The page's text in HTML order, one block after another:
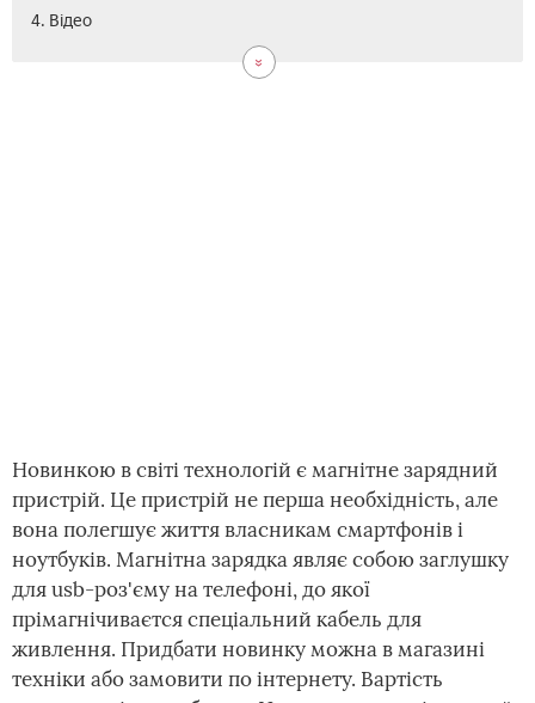
4. Відео
Новинкою в світі технологій є магнітне зарядний
пристрій. Це пристрій не перша необхідність, але
вона полегшує життя власникам смартфонів і
ноутбуків. Магнітна зарядка являє собою заглушку
для usb-роз'єму на телефоні, до якої
прімагнічиваєтся спеціальний кабель для
живлення. Придбати новинку можна в магазині
техніки або замовити по інтернету. Вартість